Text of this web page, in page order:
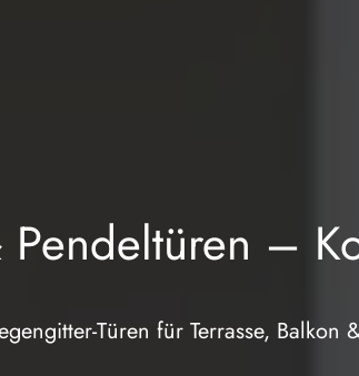
Pendeltüren –
Türen für Terrasse, Balkon